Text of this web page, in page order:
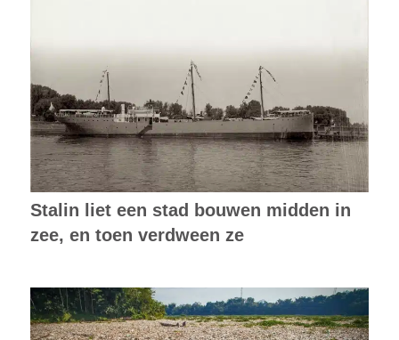
Stalin liet een stad bouwen midden in
zee, en toen verdween ze